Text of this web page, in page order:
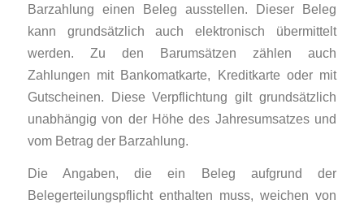
Barzahlung einen Beleg ausstellen. Dieser Beleg
kann grundsätzlich auch elektronisch übermittelt
werden. Zu den Barumsätzen zählen auch
Zahlungen mit Bankomatkarte, Kreditkarte oder mit
Gutscheinen. Diese Verpflichtung gilt grundsätzlich
unabhängig von der Höhe des Jahresumsatzes und
vom Betrag der Barzahlung.
Die Angaben, die ein Beleg aufgrund der
Belegerteilungspflicht enthalten muss, weichen von